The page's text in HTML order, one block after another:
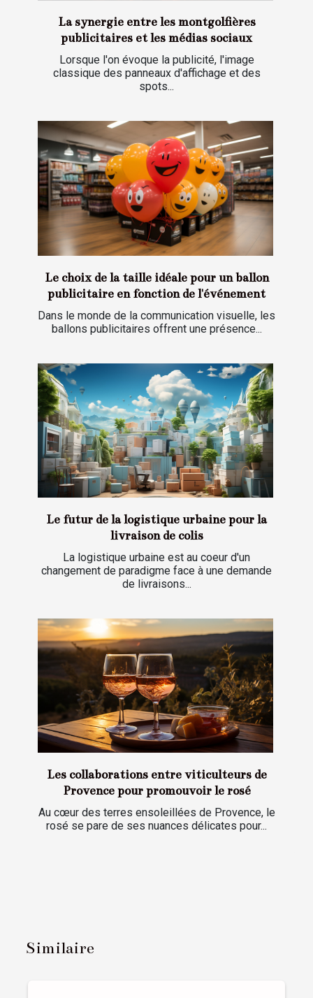
La synergie entre les montgolfières
publicitaires et les médias sociaux
Lorsque l'on évoque la publicité, l'image
classique des panneaux d'affichage et des
spots...
Le choix de la taille idéale pour un ballon
publicitaire en fonction de l'événement
Dans le monde de la communication visuelle, les
ballons publicitaires offrent une présence...
Le futur de la logistique urbaine pour la
livraison de colis
La logistique urbaine est au coeur d'un
changement de paradigme face à une demande
de livraisons...
Les collaborations entre viticulteurs de
Provence pour promouvoir le rosé
Au cœur des terres ensoleillées de Provence, le
rosé se pare de ses nuances délicates pour...
Similaire